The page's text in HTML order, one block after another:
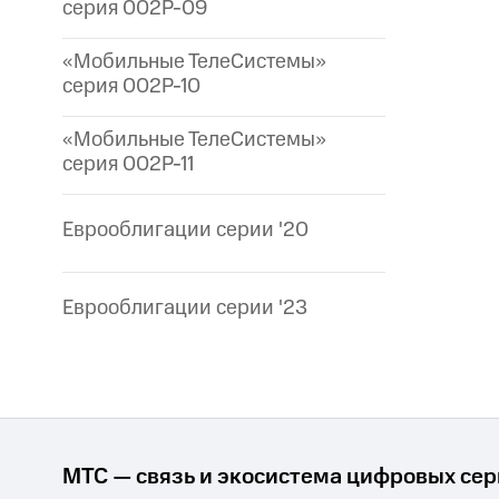
серия 002P-09
«Мобильные ТелеСистемы»
серия 002P-10
«Мобильные ТелеСистемы»
серия 002P-11
Еврооблигации серии '20
Еврооблигации серии '23
МТС — связь и экосистема цифровых